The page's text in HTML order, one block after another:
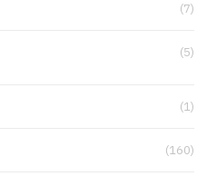
(7)
(5)
(1)
(160)